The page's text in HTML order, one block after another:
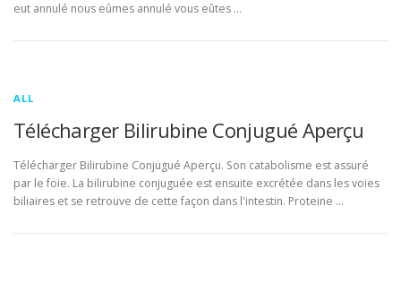
eut annulé nous eûmes annulé vous eûtes …
ALL
Télécharger Bilirubine Conjugué Aperçu
Télécharger Bilirubine Conjugué Aperçu. Son catabolisme est assuré
par le foie. La bilirubine conjuguée est ensuite excrétée dans les voies
biliaires et se retrouve de cette façon dans l'intestin. Proteine …